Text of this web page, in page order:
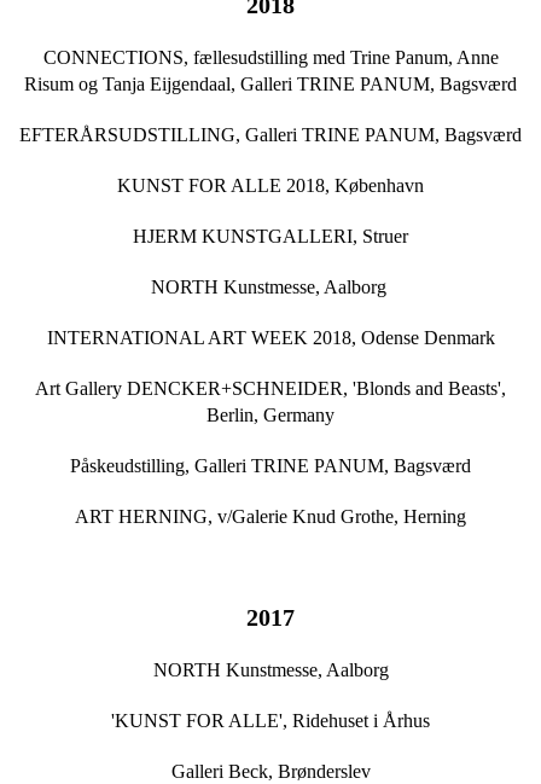
2018
CONNECTIONS, fællesudstilling med Trine Panum, Anne
Risum og Tanja Eijgendaal, Galleri TRINE PANUM, Bagsværd
EFTERÅRSUDSTILLING, Galleri TRINE PANUM, Bagsværd
KUNST FOR ALLE 2018, København
HJERM KUNSTGALLERI, Struer
NORTH Kunstmesse, Aalborg
INTERNATIONAL ART WEEK 2018, Odense Denmark
Art Gallery DENCKER+SCHNEIDER, 'Blonds and Beasts',
Berlin, Germany
Påskeudstilling, Galleri TRINE PANUM, Bagsværd
ART HERNING, v/Galerie Knud Grothe, Herning
2017
NORTH Kunstmesse, Aalborg
'KUNST FOR ALLE', Ridehuset i Århus
Galleri Beck, Brønderslev